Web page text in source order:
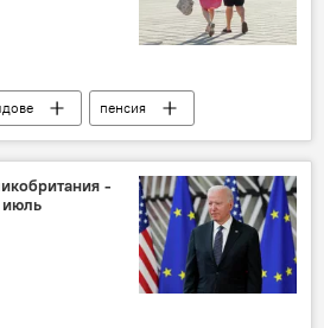
пенсия
-